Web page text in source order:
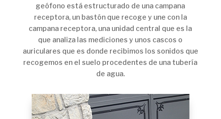
geófono está estructurado de una campana
receptora, un bastón que recoge y une con la
campana receptora, una unidad central que es la
que analiza las mediciones y unos cascos o
auriculares que es donde recibimos los sonidos que
recogemos en el suelo procedentes de una tubería
de agua.